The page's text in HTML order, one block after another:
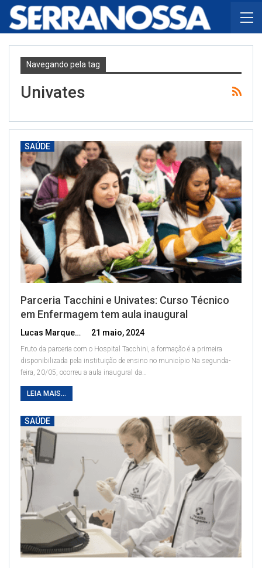
Navegando pela tag
Univates
SAÚDE
Parceria Tacchini e Univates: Curso Técnico
em Enfermagem tem aula inaugural
Lucas Marques 21 maio, 2024
Fruto da parceria com o Hospital Tacchini, a formação é a primeira
disponibilizada pela instituição de ensino no município Na segunda-
feira, 20/05, ocorreu a aula inaugural da…
LEIA MAIS...
SAÚDE